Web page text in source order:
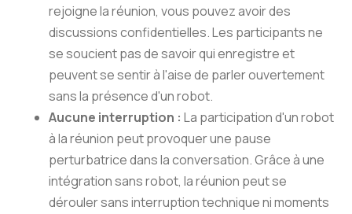
rejoigne la réunion, vous pouvez avoir des
discussions confidentielles. Les participants ne
se soucient pas de savoir qui enregistre et
peuvent se sentir à l'aise de parler ouvertement
sans la présence d'un robot.
Aucune interruption :La participation d'un robot
à la réunion peut provoquer une pause
perturbatrice dans la conversation. Grâce à une
intégration sans robot, la réunion peut se
dérouler sans interruption technique ni moments